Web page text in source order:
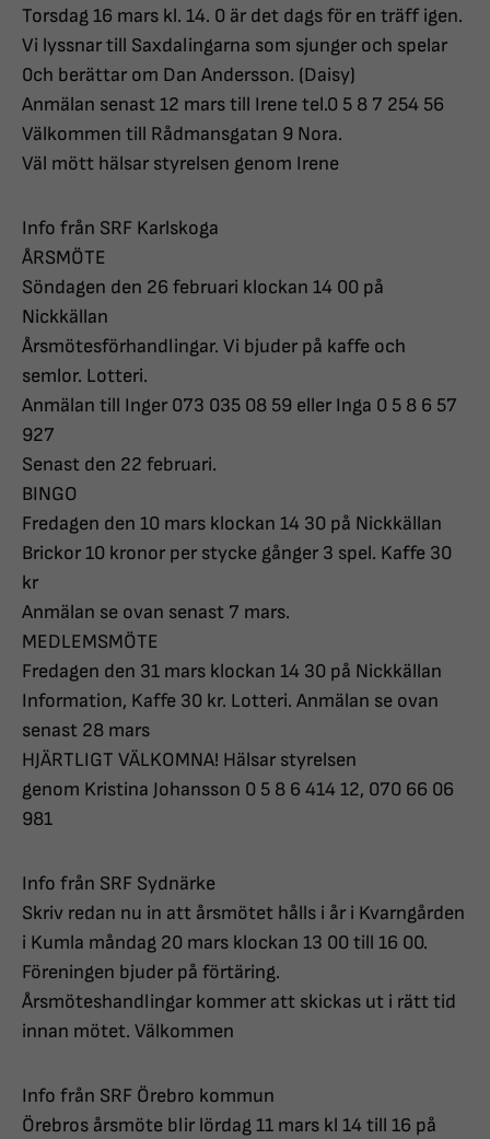
Torsdag 16 mars kl. 14. 0 är det dags för en träff igen.
Vi lyssnar till Saxdalingarna som sjunger och spelar
0ch berättar om Dan Andersson. (Daisy)
Anmälan senast 12 mars till Irene tel.0 5 8 7 254 56
Välkommen till Rådmansgatan 9 Nora.
Väl mött hälsar styrelsen genom Irene
Info från SRF Karlskoga
ÅRSMÖTE
Söndagen den 26 februari klockan 14 00 på
Nickkällan
Årsmötesförhandlingar. Vi bjuder på kaffe och
semlor. Lotteri.
Anmälan till Inger 073 035 08 59 eller Inga 0 5 8 6 57
927
Senast den 22 februari.
BINGO
Fredagen den 10 mars klockan 14 30 på Nickkällan
Brickor 10 kronor per stycke gånger 3 spel. Kaffe 30
kr
Anmälan se ovan senast 7 mars.
MEDLEMSMÖTE
Fredagen den 31 mars klockan 14 30 på Nickkällan
Information, Kaffe 30 kr. Lotteri. Anmälan se ovan
senast 28 mars
HJÄRTLIGT VÄLKOMNA! Hälsar styrelsen
genom Kristina Johansson 0 5 8 6 414 12, 070 66 06
981
Info från SRF Sydnärke
Skriv redan nu in att årsmötet hålls i år i Kvarngården
i Kumla måndag 20 mars klockan 13 00 till 16 00.
Föreningen bjuder på förtäring.
Årsmöteshandlingar kommer att skickas ut i rätt tid
innan mötet. Välkommen
Info från SRF Örebro kommun
Örebros årsmöte blir lördag 11 mars kl 14 till 16 på